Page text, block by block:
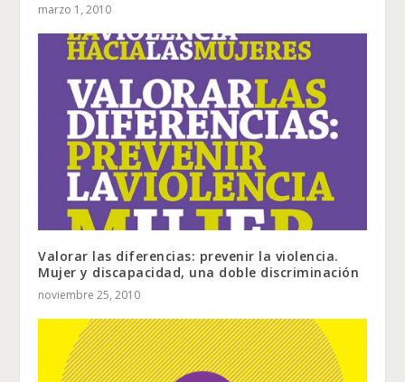
marzo 1, 2010
Valorar las diferencias: prevenir la violencia.
Mujer y discapacidad, una doble discriminación
noviembre 25, 2010